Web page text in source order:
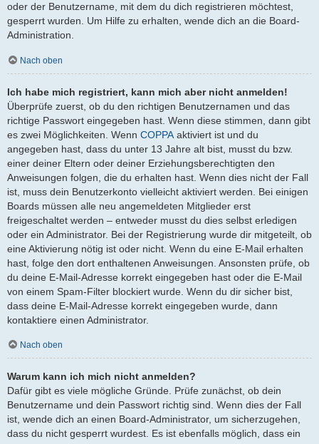
oder der Benutzername, mit dem du dich registrieren möchtest,
gesperrt wurden. Um Hilfe zu erhalten, wende dich an die Board-
Administration.
Nach oben
Ich habe mich registriert, kann mich aber nicht anmelden!
Überprüfe zuerst, ob du den richtigen Benutzernamen und das
richtige Passwort eingegeben hast. Wenn diese stimmen, dann gibt
es zwei Möglichkeiten. Wenn COPPA aktiviert ist und du
angegeben hast, dass du unter 13 Jahre alt bist, musst du bzw.
einer deiner Eltern oder deiner Erziehungsberechtigten den
Anweisungen folgen, die du erhalten hast. Wenn dies nicht der Fall
ist, muss dein Benutzerkonto vielleicht aktiviert werden. Bei einigen
Boards müssen alle neu angemeldeten Mitglieder erst
freigeschaltet werden – entweder musst du dies selbst erledigen
oder ein Administrator. Bei der Registrierung wurde dir mitgeteilt, ob
eine Aktivierung nötig ist oder nicht. Wenn du eine E-Mail erhalten
hast, folge den dort enthaltenen Anweisungen. Ansonsten prüfe, ob
du deine E-Mail-Adresse korrekt eingegeben hast oder die E-Mail
von einem Spam-Filter blockiert wurde. Wenn du dir sicher bist,
dass deine E-Mail-Adresse korrekt eingegeben wurde, dann
kontaktiere einen Administrator.
Nach oben
Warum kann ich mich nicht anmelden?
Dafür gibt es viele mögliche Gründe. Prüfe zunächst, ob dein
Benutzername und dein Passwort richtig sind. Wenn dies der Fall
ist, wende dich an einen Board-Administrator, um sicherzugehen,
dass du nicht gesperrt wurdest. Es ist ebenfalls möglich, dass ein